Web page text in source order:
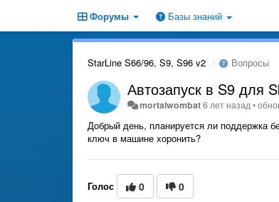
Форумы Базы знаний
StarLine S66/96, S9, S96 v2 Вопросы
Автозапуск в S9 для
mortalwombat6 лет назад•
Добрый день, планируется ли поддержка
ключ в машине хоронить?
Голос 0 0